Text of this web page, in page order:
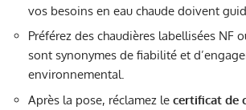
vos besoins en eau chaude doivent
Préférez des chaudières labellisées NF
sont synonymes de fiabilité et
environnemental.
Après la pose, réclamez le certificat de